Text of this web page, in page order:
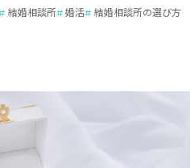
結婚相談所 婚活
結婚相談所の選び方